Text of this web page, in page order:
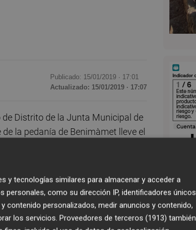
Publicado: 15/01/2019 · 17:01
Actualizado: 15/01/2019 · 17:07
de Distrito de la Junta Municipal de
la pedanía de Benimàmet lleve el
propuesta discurre frente al
y Cocentaina
Benimàmet y a lo largo de su
en este Poble de Valencia.
CEU, inició su carrera
tecnologías similares para almacenar y acceder a
como su dirección IP, identificadores únicos
contenido personalizados, medir anuncios y contenido,
los servicios. Proveedores de terceros (1913) también